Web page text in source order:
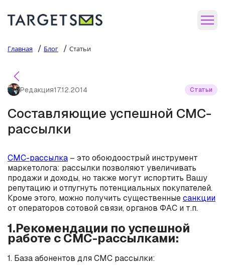
Главная / Блог / Статьи
Редакция17.12.2014 Статьи
Составляющие успешной СМС-
рассылки
СМС-рассылка – это обоюдоострый инструмент
маркетолога: рассылки позволяют увеличивать
продажи и доходы, но также могут испортить Вашу
репутацию и отпугнуть потенциальных покупателей.
Кроме этого, можно получить существенныесанкции
от операторов сотовой связи, органов ФАС и т.п.
1.Рекомендации по успешной
работе с СМС-рассылками:
1. База абонентов для СМС рассылки: